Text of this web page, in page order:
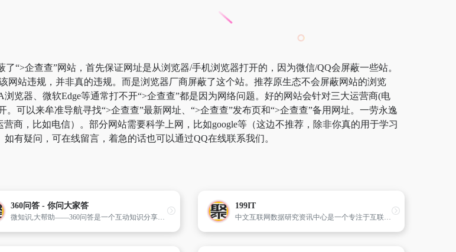
“>企查查”网站，首先保证网址是从浏览器/手机浏览器打开的，因为微信/QQ会屏蔽一些站。
网站违规，并非真的违规。而是浏览器厂商屏蔽了这个站。推荐原生态不会屏蔽网站的浏览
览器、微软Edge等通常打不开“>企查查”都是因为网络问题。好的网站会针对三大运营商(电
可以来牟准导航寻找“>企查查”最新网址、“>企查查”发布页和“>企查查”备用网址。一劳永逸
商，比如电信）。部分网站需要科学上网，比如google等（这边不推荐，除非你真的用于学习
有疑问，可在线留言，着急的话也可以通过QQ在线联系我们。
360问答 - 你问大家答
微知识,大帮助——360问答是一个互动知识分享社区,网友们可以把自己工作、生活中遇到的问题提交给360问答,360问答会匹配到最适合的回答者来解答问题。解决后的问题可以被使用360搜索的其他用户搜索到,帮助更多人解决类似的问题。
199IT
中文互联网数据研究资讯中心是一个专注于互联网数据研究、互联网数据调研、IT数据分析、互联网咨询机构数据、互联网权威机构,并致力为中国互联网研究和咨询及IT行业数据专业人员和决策者提供一个数据共享平台。